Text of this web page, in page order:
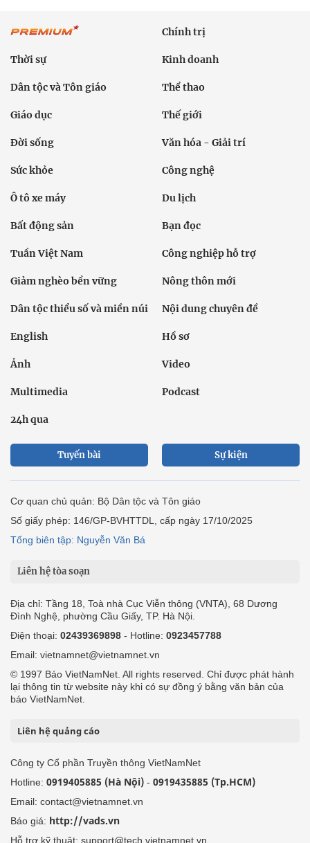
Chính trị
Thời sự Kinh doanh
Dân tộc và Tôn giáo Thể thao
Giáo dục Thế giới
Đời sống Văn hóa - Giải trí
Sức khỏe Công nghệ
Ô tô xe máy Du lịch
Bất động sản Bạn đọc
Tuần Việt Nam Công nghiệp hỗ trợ
Giảm nghèo bền vững Nông thôn mới
Dân tộc thiểu số và miền núi Nội dung chuyên đề
English Hồ sơ
Ảnh Video
Multimedia Podcast
24h qua
Tuyến bài Sự kiện
Cơ quan chủ quản: Bộ Dân tộc và Tôn giáo
Số giấy phép: 146/GP-BVHTTDL, cấp ngày 17/10/2025
Tổng biên tập: Nguyễn Văn Bá
Liên hệ tòa soạn
Địa chỉ: Tầng 18, Toà nhà Cục Viễn thông (VNTA), 68 Dương
Đình Nghệ, phường Cầu Giấy, TP. Hà Nội.
Điện thoại: 02439369898 - Hotline: 0923457788
Email: vietnamnet@vietnamnet.vn
© 1997 Báo VietNamNet. All rights reserved. Chỉ được phát hành
lại thông tin từ website này khi có sự đồng ý bằng văn bản của
báo VietNamNet.
Liên hệ quảng cáo
Công ty Cổ phần Truyền thông VietNamNet
Hotline: 0919405885 (Hà Nội) - 0919435885 (Tp.HCM)
Email: contact@vietnamnet.vn
Báo giá: http://vads.vn
Hỗ trợ kỹ thuật: support@tech.vietnamnet.vn